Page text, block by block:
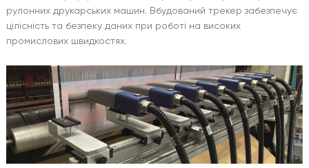
рулонних друкарських машин. Вбудований трекер забезпечує
цілісність та безпеку даних при роботі на високих
промислових швидкостях.